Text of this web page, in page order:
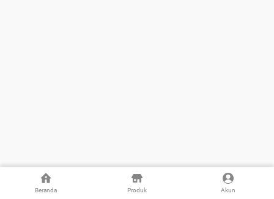
Beranda Produk Akun